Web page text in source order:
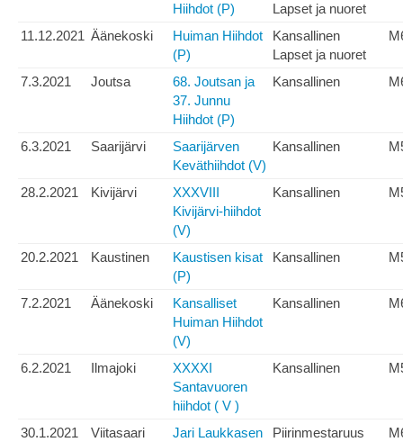
Hiihdot (P)
Lapset ja nuoret
11.12.2021 Äänekoski
Huiman Hiihdot
(P)
Kansallinen
Lapset ja nuoret
7.3.2021 Joutsa
68. Joutsan ja
37. Junnu
Hiihdot (P)
Kansallinen
6.3.2021 Saarijärvi
Saarijärven
Keväthiihdot (V)
Kansallinen
28.2.2021 Kivijärvi
XXXVIII
Kivijärvi-hiihdot
(V)
Kansallinen
20.2.2021 Kaustinen
Kaustisen kisat
(P)
Kansallinen
7.2.2021 Äänekoski
Kansalliset
Huiman Hiihdot
(V)
Kansallinen
6.2.2021 Ilmajoki
XXXXI
Santavuoren
hiihdot ( V )
Kansallinen
30.1.2021 Viitasaari
Jari Laukkasen
Piirinmestaruus